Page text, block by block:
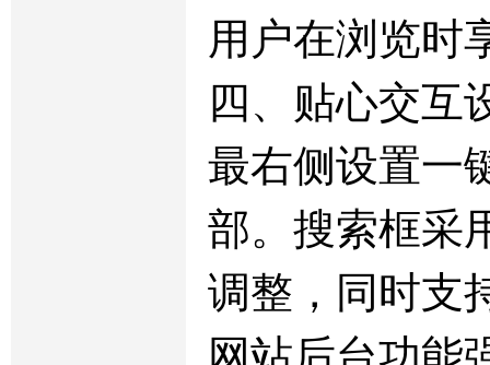
用户在浏览时
四、贴心交互
最右侧设置一
部。搜索框采
调整，同时支
网站后台功能